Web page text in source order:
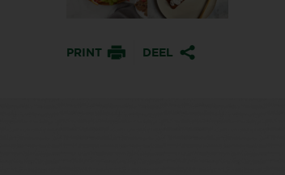
PRINT DEEL